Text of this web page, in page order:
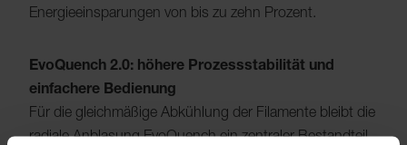
Energieeinsparungen von bis zu zehn Prozent.
EvoQuench 2.0: höhere Prozessstabilität und
einfachere Bedienung
Für die gleichmäßige Abkühlung der Filamente bleibt die
radiale Anblasung EvoQuench ein zentraler Bestandteil